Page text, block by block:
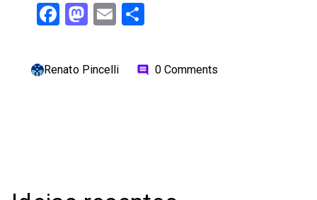
Facebook
Mastodon
Email
Renato Pincelli comment 0 Comments